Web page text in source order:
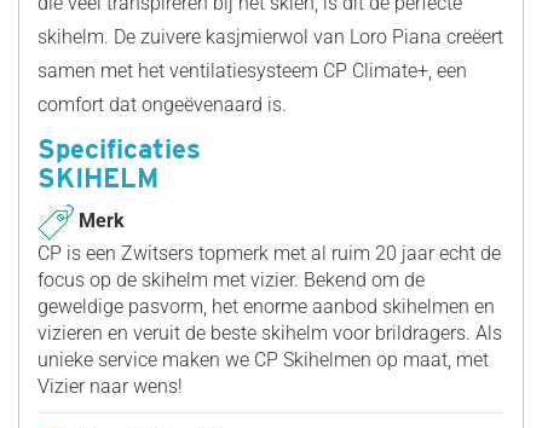
skihelm. De zuivere kasjmierwol van Loro Piana creëert
samen met het ventilatiesysteem CP Climate+, een
comfort dat ongeëvenaard is.
Specificaties
SKIHELM
Merk
CP is een Zwitsers topmerk met al ruim 20 jaar echt de
focus op de skihelm met vizier. Bekend om de
geweldige pasvorm, het enorme aanbod skihelmen en
vizieren en veruit de beste skihelm voor brildragers. Als
unieke service maken we CP Skihelmen op maat, met
Vizier naar wens!